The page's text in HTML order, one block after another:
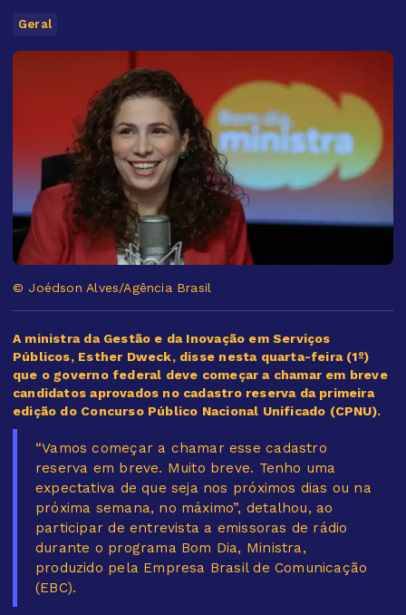
Geral
© Joédson Alves/Agência Brasil
A ministra da Gestão e da Inovação em Serviços
Públicos, Esther Dweck, disse nesta quarta-feira (1º)
que o governo federal deve começar a chamar em breve
candidatos aprovados no cadastro reserva da primeira
edição do Concurso Público Nacional Unificado (CPNU).
“Vamos começar a chamar esse cadastro
reserva em breve. Muito breve. Tenho uma
expectativa de que seja nos próximos dias ou na
próxima semana, no máximo”, detalhou, ao
participar de entrevista a emissoras de rádio
durante o programa Bom Dia, Ministra,
produzido pela Empresa Brasil de Comunicação
(EBC).